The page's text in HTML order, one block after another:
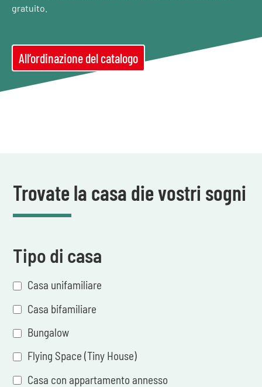
gratuito.
All’ordinazione del catalogo
Trovate la casa die vostri sogni
Tipo di casa
Casa unifamiliare
Casa bifamiliare
Bungalow
Flying Space (Tiny House)
Casa con appartamento annesso